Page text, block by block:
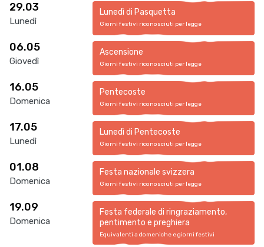
29.03
Lunedì
Lunedì di Pasquetta
Giorni festivi riconosciuti per legge
06.05
Giovedì
Ascensione
Giorni festivi riconosciuti per legge
16.05
Domenica
Pentecoste
Giorni festivi riconosciuti per legge
17.05
Lunedì
Lunedì di Pentecoste
Giorni festivi riconosciuti per legge
01.08
Domenica
Festa nazionale svizzera
Giorni festivi riconosciuti per legge
19.09
Domenica
Festa federale di ringraziamento,
pentimento e preghiera
Equivalenti a domeniche e giorni festivi